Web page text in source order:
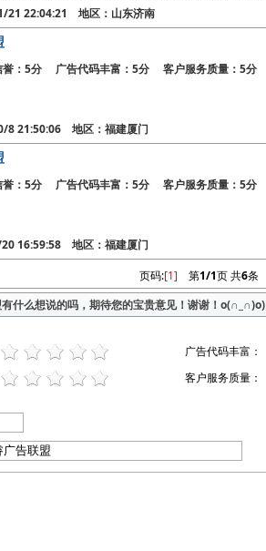
21 22:04:21 地区：山东济南
：5分 广告代码丰富：5分 客户服务质量：5分
8 21:50:06 地区：福建厦门
：5分 广告代码丰富：5分 客户服务质量：5分
16:59:58 地区：福建厦门
页码:[1] 第1/1页 共6条
什么想说的吗，期待您的宝贵意见！谢谢！o(∩_∩)o)
广告代码丰富：
客户服务质量：